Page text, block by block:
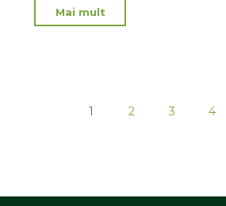
Mai mult
1 2 3 4